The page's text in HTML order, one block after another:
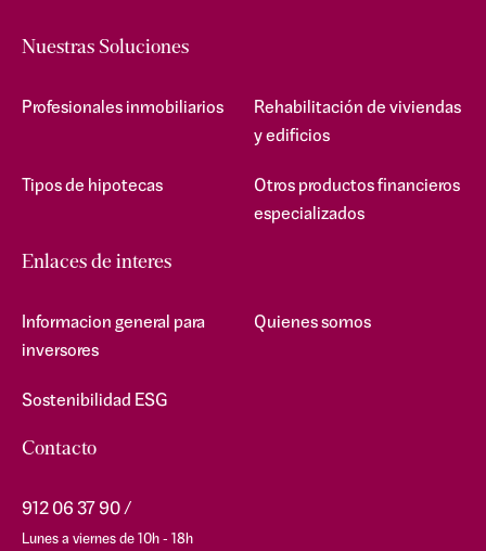
Nuestras Soluciones
Profesionales inmobiliarios
Rehabilitación de viviendas
y edificios
Tipos de hipotecas
Otros productos financieros
especializados
Enlaces de interes
Informacion general para
inversores
Quienes somos
Sostenibilidad ESG
Contacto
912 06 37 90
Lunes a viernes de 10h - 18h